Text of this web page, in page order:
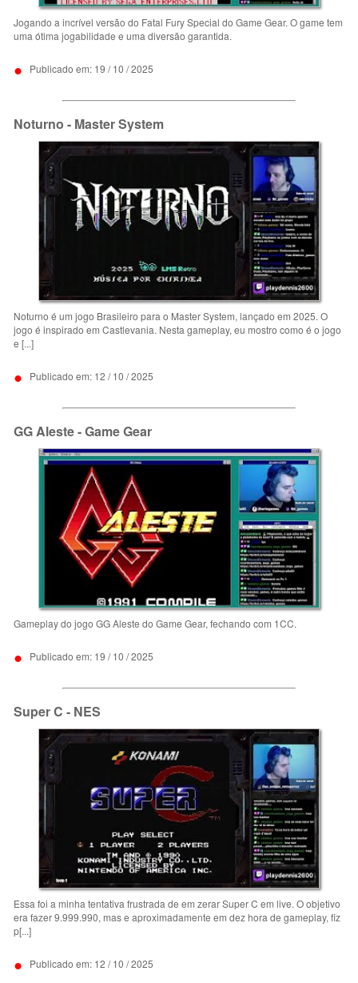
Jogando a incrível versão do Fatal Fury Special do Game Gear. O game tem
uma ótima jogabilidade e uma diversão garantida.
• Publicado em: 19 / 10 / 2025
Noturno - Master System
Noturno é um jogo Brasileiro para o Master System, lançado em 2025. O
jogo é inspirado em Castlevania. Nesta gameplay, eu mostro como é o jogo
e [...]
• Publicado em: 12 / 10 / 2025
GG Aleste - Game Gear
Gameplay do jogo GG Aleste do Game Gear, fechando com 1CC.
• Publicado em: 19 / 10 / 2025
Super C - NES
Essa foi a minha tentativa frustrada de em zerar Super C em live. O objetivo
era fazer 9.999.990, mas e aproximadamente em dez hora de gameplay, fiz
p[...]
• Publicado em: 12 / 10 / 2025